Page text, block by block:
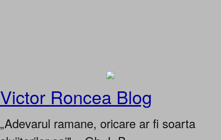
Victor Roncea Blog
„Adevarul ramane, oricare ar fi soarta